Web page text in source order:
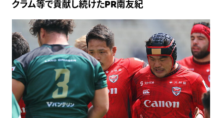
クラム等で貢献し続けたPR南友紀